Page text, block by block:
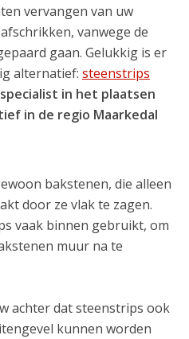
vervangen van uw
vanwege de
gaan. Gelukkig is er
alternatief: steenstrips
specialist in het plaatsen
in de regio Maarkedal
bakstenen, die alleen
door ze vlak te zagen.
vaak binnen gebruikt, om
muur na te
achter dat steenstrips ook
kunnen worden